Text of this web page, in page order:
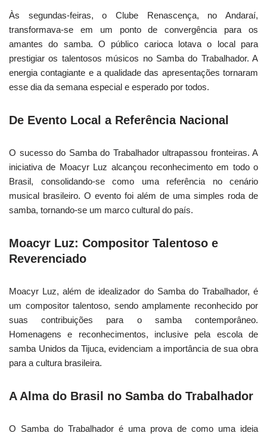
Às segundas-feiras, o Clube Renascença, no Andaraí,
transformava-se em um ponto de convergência para os
amantes do samba. O público carioca lotava o local para
prestigiar os talentosos músicos no Samba do Trabalhador. A
energia contagiante e a qualidade das apresentações tornaram
esse dia da semana especial e esperado por todos.
De Evento Local a Referência Nacional
O sucesso do Samba do Trabalhador ultrapassou fronteiras. A
iniciativa de Moacyr Luz alcançou reconhecimento em todo o
Brasil, consolidando-se como uma referência no cenário
musical brasileiro. O evento foi além de uma simples roda de
samba, tornando-se um marco cultural do país.
Moacyr Luz: Compositor Talentoso e
Reverenciado
Moacyr Luz, além de idealizador do Samba do Trabalhador, é
um compositor talentoso, sendo amplamente reconhecido por
suas contribuições para o samba contemporâneo.
Homenagens e reconhecimentos, inclusive pela escola de
samba Unidos da Tijuca, evidenciam a importância de sua obra
para a cultura brasileira.
A Alma do Brasil no Samba do Trabalhador
O Samba do Trabalhador é uma prova de como uma ideia